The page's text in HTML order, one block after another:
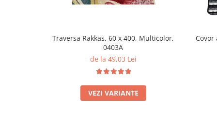
Traversa Rakkas, 60 x 400, Multicolor,
0403A
de la 49,03 Lei
VEZI VARIANTE